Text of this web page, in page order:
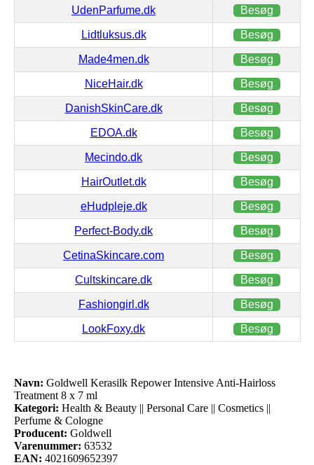
UdenParfume.dk Besøg
Lidtluksus.dk Besøg
Made4men.dk Besøg
NiceHair.dk Besøg
DanishSkinCare.dk Besøg
EDOA.dk Besøg
Mecindo.dk Besøg
HairOutlet.dk Besøg
eHudpleje.dk Besøg
Perfect-Body.dk Besøg
CetinaSkincare.com Besøg
Cultskincare.dk Besøg
Fashiongirl.dk Besøg
LookFoxy.dk Besøg
Navn: Goldwell Kerasilk Repower Intensive Anti-Hairloss
Treatment 8 x 7 ml
Kategori: Health & Beauty || Personal Care || Cosmetics ||
Perfume & Cologne
Producent: Goldwell
Varenummer: 63532
EAN: 4021609652397